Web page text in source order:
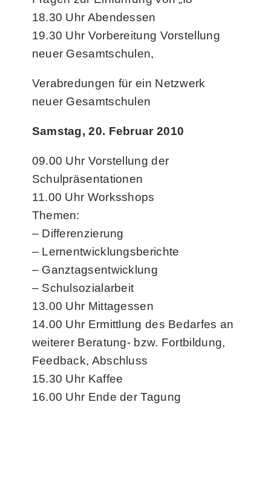
18.30 Uhr Abendessen
19.30 Uhr Vorbereitung Vorstellung
neuer Gesamtschulen,
Verabredungen für ein Netzwerk
neuer Gesamtschulen
Samstag, 20. Februar 2010
09.00 Uhr Vorstellung der
Schulpräsentationen
11.00 Uhr Worksshops
Themen:
– Differenzierung
– Lernentwicklungsberichte
– Ganztagsentwicklung
– Schulsozialarbeit
13.00 Uhr Mittagessen
14.00 Uhr Ermittlung des Bedarfes an
weiterer Beratung- bzw. Fortbildung,
Feedback, Abschluss
15.30 Uhr Kaffee
16.00 Uhr Ende der Tagung